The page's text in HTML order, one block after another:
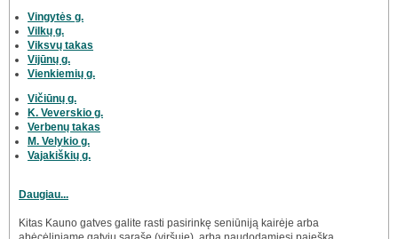
Vingytės g.
Vilkų g.
Viksvų takas
Vijūnų g.
Vienkiemių g.
Vičiūnų g.
K. Veverskio g.
Verbenų takas
M. Velykio g.
Vajakiškių g.
Daugiau...
Kitas Kauno gatves galite rasti pasirinkę seniūniją kairėje arba